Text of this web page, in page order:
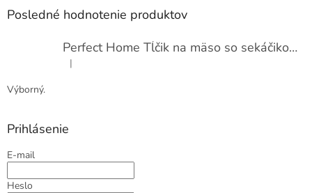
Posledné hodnotenie produktov
Perfect Home Tĺčik na mäso so sekáčikom, 56893
Hodnotenie produktu je 5 z 5 hviezdičiek.
|
Výborný.
Prihlásenie
E-mail
Heslo